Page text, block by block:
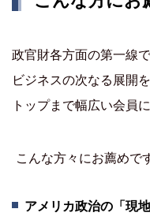
政官財各方面の第一線
ビジネスの次なる展開
トップまで幅広い会員
こんな方々にお薦めで
アメリカ政治の「現